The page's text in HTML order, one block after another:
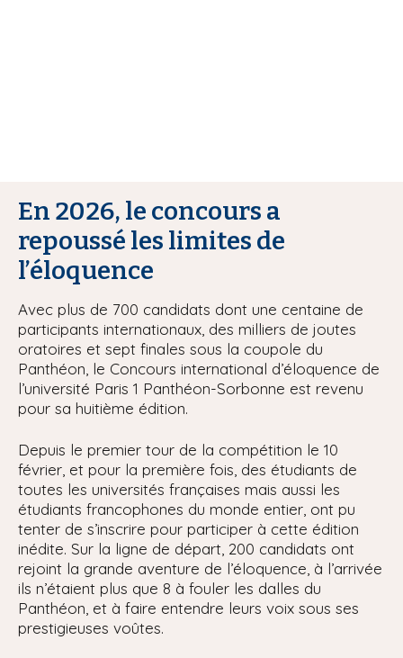
En 2026, le concours a
repoussé les limites de
l’éloquence
Avec plus de 700 candidats dont une centaine de
participants internationaux, des milliers de joutes
oratoires et sept finales sous la coupole du
Panthéon, le Concours international d’éloquence de
l’université Paris 1 Panthéon-Sorbonne est revenu
pour sa huitième édition.
Depuis le premier tour de la compétition le 10
février, et pour la première fois, des étudiants de
toutes les universités françaises mais aussi les
étudiants francophones du monde entier, ont pu
tenter de s’inscrire pour participer à cette édition
inédite. Sur la ligne de départ, 200 candidats ont
rejoint la grande aventure de l’éloquence, à l’arrivée
ils n’étaient plus que 8 à fouler les dalles du
Panthéon, et à faire entendre leurs voix sous ses
prestigieuses voûtes.